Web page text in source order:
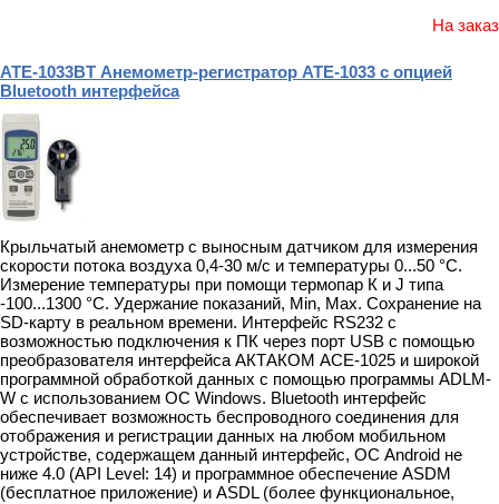
На заказ
АТЕ-1033BT Анемометр-регистратор АТЕ-1033 с опцией
Bluetooth интерфейса
Крыльчатый анемометр с выносным датчиком для измерения
скорости потока воздуха 0,4-30 м/с и температуры 0...50 °С.
Измерение температуры при помощи термопар К и J типа
-100...1300 °С. Удержание показаний, Min, Max. Сохранение на
SD-карту в реальном времени. Интерфейс RS232 с
возможностью подключения к ПК через порт USB с помощью
преобразователя интерфейса АКТАКОМ АСЕ-1025 и широкой
программной обработкой данных с помощью программы ADLM-
W с использованием ОС Windows. Bluetooth интерфейс
обеспечивает возможность беспроводного соединения для
отображения и регистрации данных на любом мобильном
устройстве, содержащем данный интерфейс, ОС Android не
ниже 4.0 (API Level: 14) и программное обеспечение ASDM
(бесплатное приложение) и ASDL (более функциональное,